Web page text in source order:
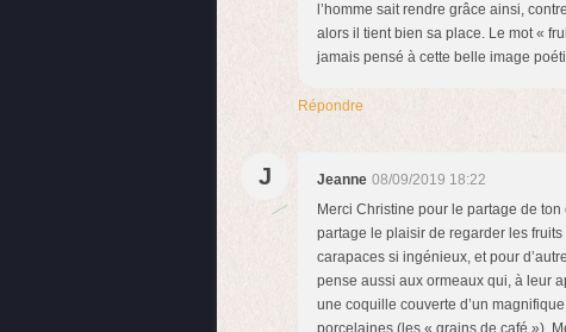
l’homme sait rendre grâce ainsi,
alors il tient bien sa place. Le mot «
jamais pensé à cette belle image
Répondre
J Jeanne 08/09/2019 18:22
Merci Christine pour le partage de
partage le plaisir de regarder les
carapaces si ingénieux, et pour
pense aussi aux ormeaux qui, à leur
une coquille couverte d’un
porcelaines (les « grains de café »).